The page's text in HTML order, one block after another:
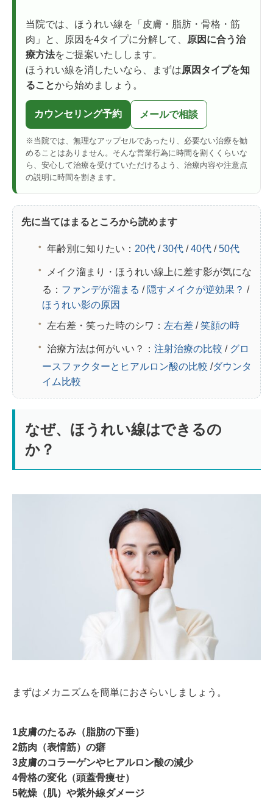
当院では、ほうれい線を「皮膚・脂肪・骨格・筋
肉」と、原因を4タイプに分解して、
原因に合う治
療方法をご提案いたしします。
ほうれい線を消したいなら、まずは原因タイプを知
ることから始めましょう。
カウンセリング予約 メールで相談
※当院では、無理なアップセルであったり、必要ない治療を勧
めることはありません。そんな営業行為に時間を割くくらいな
ら、安心して治療を受けていただけるよう、治療内容や注意点
の説明に時間を割きます。
先に当てはまるところから読めます
年齢別に知りたい： 20代 /30代 /40代 /50代
メイク溜まり・ほうれい線上に差す影が気にな
る： ファンデが溜まる / 隠すメイクが逆効果？ /
ほうれい影の原因
左右差・笑った時のシワ： 左右差 /笑顔の時
治療方法は何がいい？： 注射治療の比較 / グロ
ースファクターとヒアルロン酸の比較 /ダウンタ
イム比較
なぜ、ほうれい線はできるの
か？
まずはメカニズムを簡単におさらいしましょう。
1皮膚のたるみ（脂肪の下垂）
2筋肉（表情筋）の癖
3皮膚のコラーゲンやヒアルロン酸の減少
4骨格の変化（頭蓋骨痩せ）
5乾燥（肌）や紫外線ダメージ